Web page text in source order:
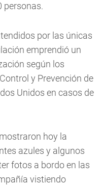
personas.
por las únicas
emprendió un
según los
y Prevención de
Unidos en casos de
hoy la
azules y algunos
fotos a bordo en las
vistiendo